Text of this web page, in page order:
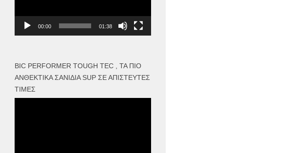
00:00 01:38
BIC PERFORMER TOUGH TEC , ΤΑ ΠΙΟ
ΑΝΘΕΚΤΙΚΆ ΣΑΝΊΔΙΑ SUP ΣΕ ΑΠΊΣΤΕΥΤΕΣ
ΤΙΜΈΣ